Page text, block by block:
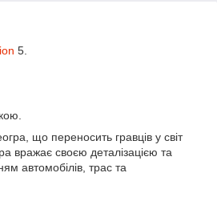
5.
що переносить гравців у світ
вражає своєю деталізацією та
автомобілів, трас та